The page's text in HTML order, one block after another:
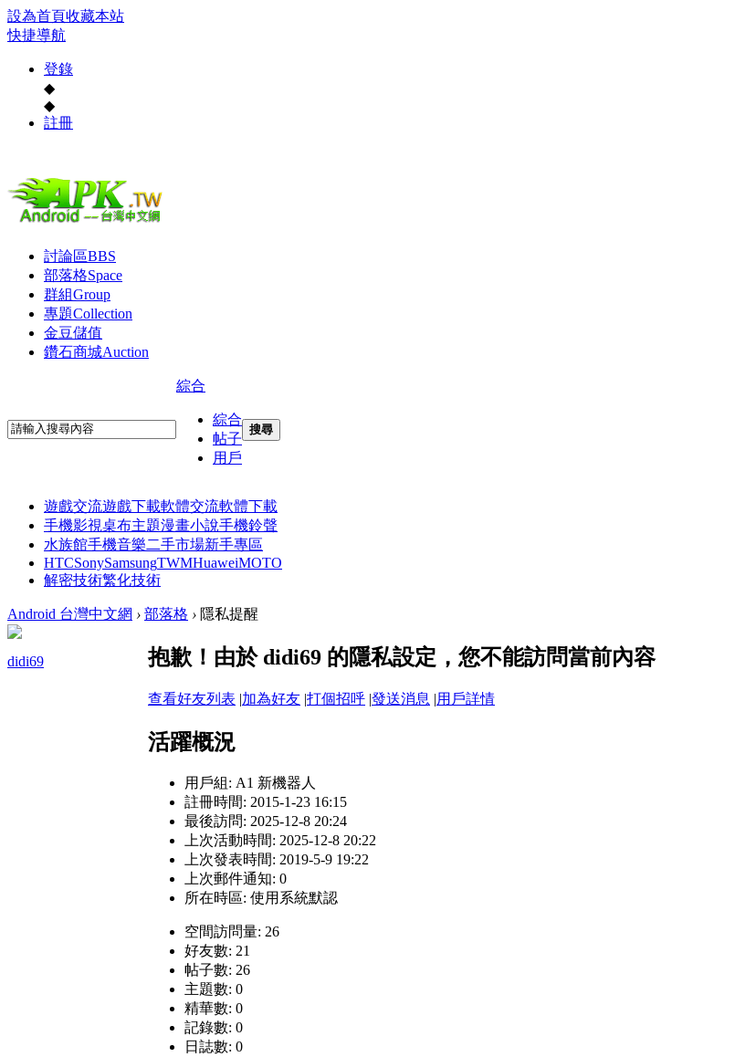
設為首頁收藏本站
快捷導航
登錄
◆
◆
註冊
討論區BBS
部落格Space
群組Group
專題Collection
金豆儲值
鑽石商城Auction
綜合
綜合
帖子
用戶
搜尋
遊戲交流遊戲下載軟體交流軟體下載
手機影視桌布主題漫畫小說手機鈴聲
水族館手機音樂二手市場新手專區
HTCSonySamsungTWMHuaweiMOTO
解密技術繁化技術
Android 台灣中文網 › 部落格 › 隱私提醒
didi69 抱歉！由於 didi69 的隱私設定，您不能訪問當前內容
查看好友列表 |加為好友 |打個招呼 |發送消息 |用戶詳情
活躍概況
用戶組: A1 新機器人
註冊時間: 2015-1-23 16:15
最後訪問: 2025-12-8 20:24
上次活動時間: 2025-12-8 20:22
上次發表時間: 2019-5-9 19:22
上次郵件通知: 0
所在時區: 使用系統默認
空間訪問量: 26
好友數: 21
帖子數: 26
主題數: 0
精華數: 0
記錄數: 0
日誌數: 0